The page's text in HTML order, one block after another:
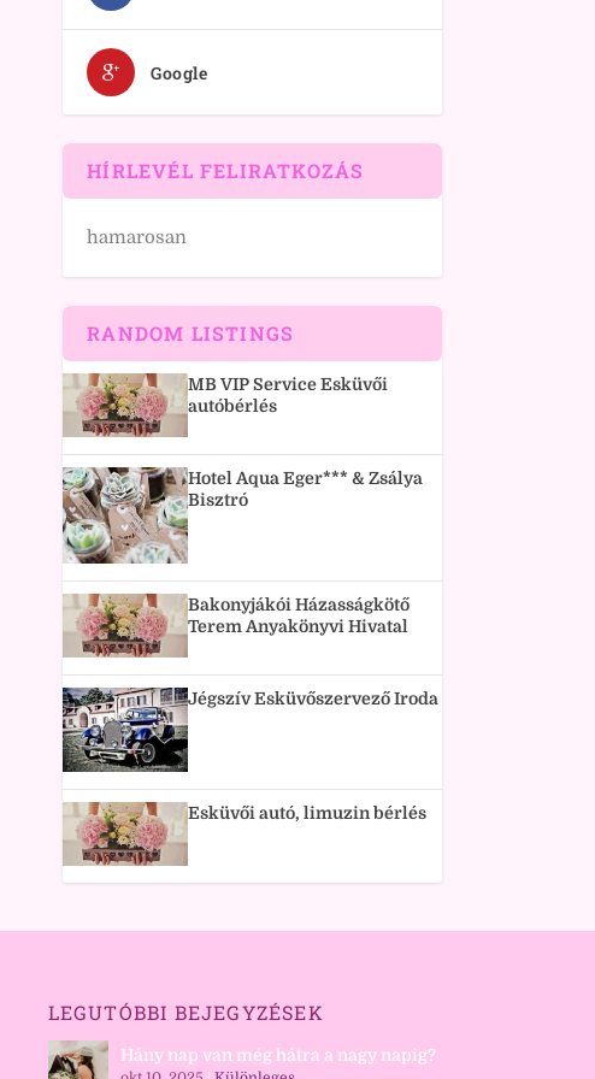
Google
HÍRLEVÉL FELIRATKOZÁS
hamarosan
RANDOM LISTINGS
MB VIP Service Esküvői
autóbérlés
Hotel Aqua Eger*** & Zsálya
Bisztró
Bakonyjákói Házasságkötő
Terem Anyakönyvi Hivatal
Jégszív Esküvőszervező Iroda
Esküvői autó, limuzin bérlés
LEGUTÓBBI BEJEGYZÉSEK
Hány nap van még hátra a nagy napig?